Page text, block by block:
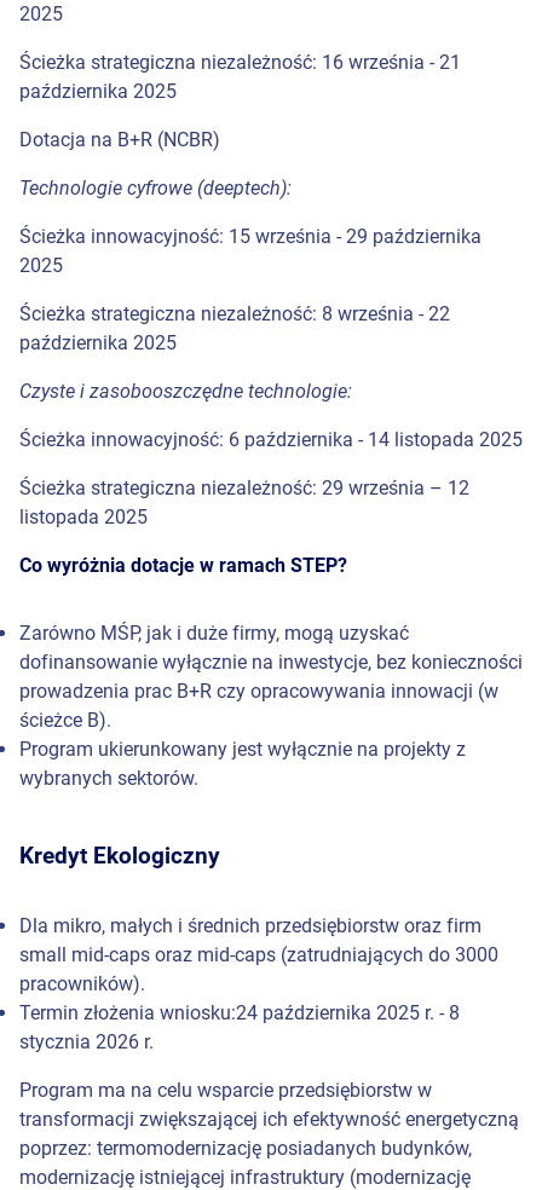
2025
Ścieżka strategiczna niezależność: 16 września - 21
października 2025
Dotacja na B+R (NCBR)
Technologie cyfrowe (deeptech):
Ścieżka innowacyjność: 15 września - 29 października
2025
Ścieżka strategiczna niezależność: 8 września - 22
października 2025
Czyste i zasobooszczędne technologie:
Ścieżka innowacyjność: 6 października - 14 listopada 2025
Ścieżka strategiczna niezależność: 29 września – 12
listopada 2025
Co wyróżnia dotacje w ramach STEP?
Zarówno MŚP, jak i duże firmy, mogą uzyskać
dofinansowanie wyłącznie na inwestycje, bez konieczności
prowadzenia prac B+R czy opracowywania innowacji (w
ścieżce B).
Program ukierunkowany jest wyłącznie na projekty z
wybranych sektorów.
Kredyt Ekologiczny
Dla mikro, małych i średnich przedsiębiorstw oraz firm
small mid-caps oraz mid-caps (zatrudniających do 3000
pracowników).
Termin złożenia wniosku:24 października 2025 r. - 8
stycznia 2026 r.
Program ma na celu wsparcie przedsiębiorstw w
transformacji zwiększającej ich efektywność energetyczną
poprzez: termomodernizację posiadanych budynków,
modernizację istniejącej infrastruktury (modernizację